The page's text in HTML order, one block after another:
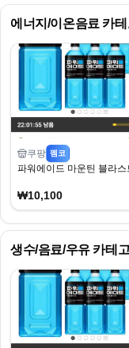
에너지/이온음료카테
쿠팡 펨코
파워에이드 마운틴 블라
₩10,100
생수/음료/우유카테